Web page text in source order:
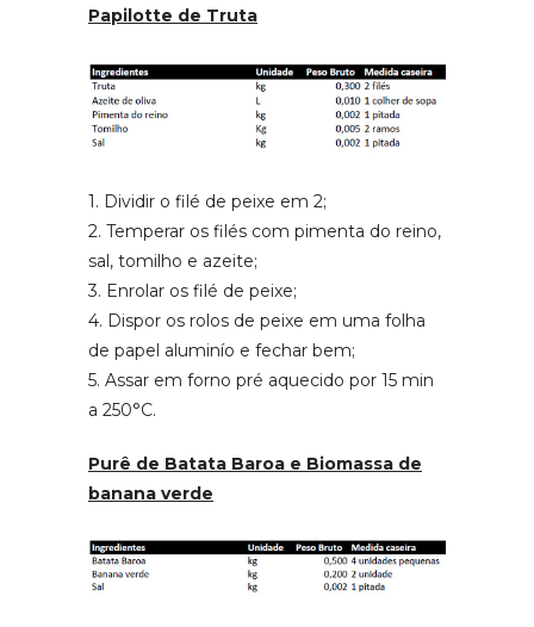
Papilotte de Truta
1. Dividir o filé de peixe em 2;
2. Temperar os filés com pimenta do reino,
sal, tomilho e azeite;
3. Enrolar os filé de peixe;
4. Dispor os rolos de peixe em uma folha
de papel aluminío e fechar bem;
5. Assar em forno pré aquecido por 15 min
a 250°C.
Purê de Batata Baroa e Biomassa de
banana verde